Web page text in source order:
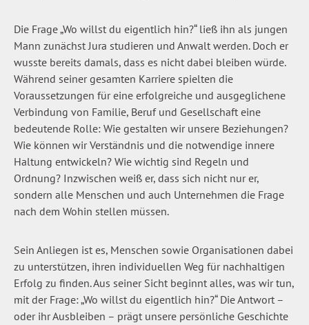
Die Frage „Wo willst du eigentlich hin?“ ließ ihn als jungen
Mann zunächst Jura studieren und Anwalt werden. Doch er
wusste bereits damals, dass es nicht dabei bleiben würde.
Während seiner gesamten Karriere spielten die
Voraussetzungen für eine erfolgreiche und ausgeglichene
Verbindung von Familie, Beruf und Gesellschaft eine
bedeutende Rolle: Wie gestalten wir unsere Beziehungen?
Wie können wir Verständnis und die notwendige innere
Haltung entwickeln? Wie wichtig sind Regeln und
Ordnung? Inzwischen weiß er, dass sich nicht nur er,
sondern alle Menschen und auch Unternehmen die Frage
nach dem Wohin stellen müssen.
Sein Anliegen ist es, Menschen sowie Organisationen dabei
zu unterstützen, ihren individuellen Weg für nachhaltigen
Erfolg zu finden. Aus seiner Sicht beginnt alles, was wir tun,
mit der Frage: „Wo willst du eigentlich hin?“ Die Antwort –
oder ihr Ausbleiben – prägt unsere persönliche Geschichte